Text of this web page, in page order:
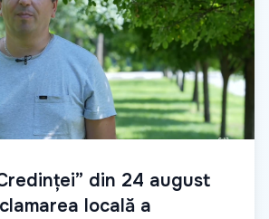
din 24 august
locală a